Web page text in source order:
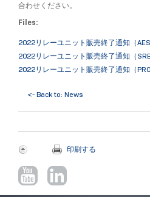
合わせください。
Files:
2022リレーユニット販売終了通知（
2022リレーユニット販売終了通知（
2022リレーユニット販売終了通知（
<- Back to: News
印刷する